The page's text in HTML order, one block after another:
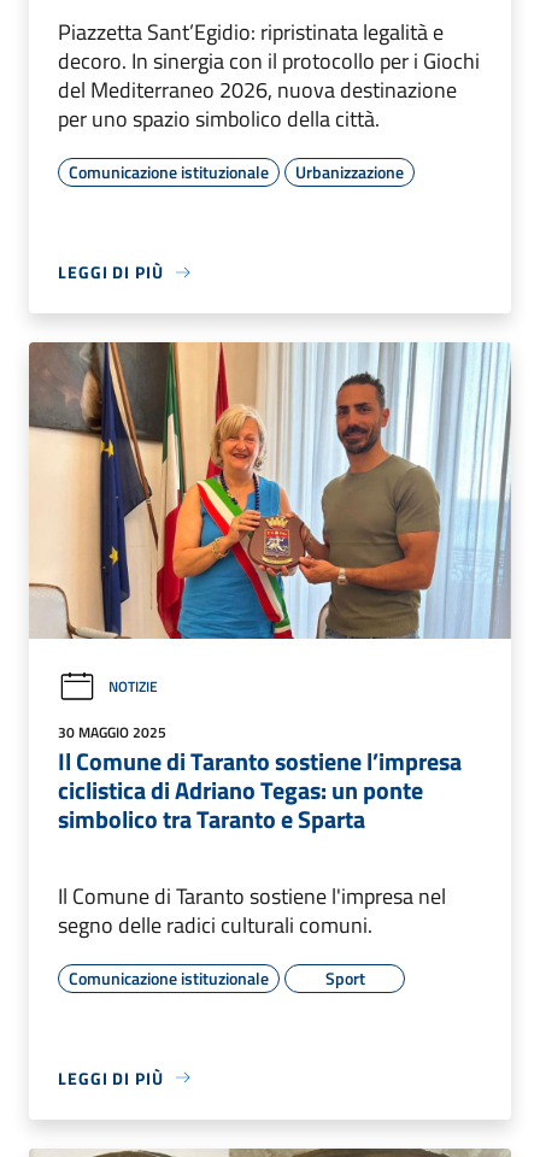
Piazzetta Sant’Egidio: ripristinata legalità e
decoro. In sinergia con il protocollo per i Giochi
del Mediterraneo 2026, nuova destinazione
per uno spazio simbolico della città.
Comunicazione istituzionale Urbanizzazione
LEGGI DI PIÙ
NOTIZIE
30 MAGGIO 2025
Il Comune di Taranto sostiene l’impresa
ciclistica di Adriano Tegas: un ponte
simbolico tra Taranto e Sparta
Il Comune di Taranto sostiene l'impresa nel
segno delle radici culturali comuni.
Comunicazione istituzionale Sport
LEGGI DI PIÙ